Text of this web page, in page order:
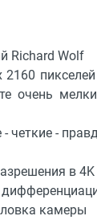
Richard Wolf
очень
- четкие -
в 4K
камеры